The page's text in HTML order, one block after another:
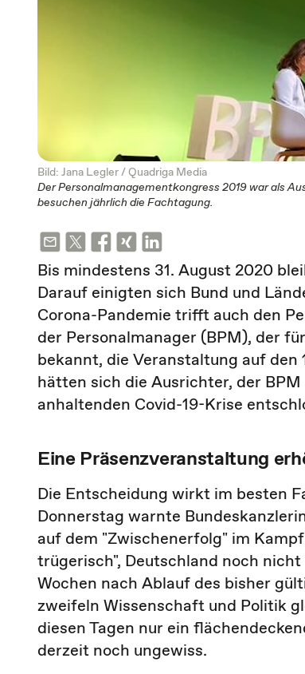
Bild: Jana Legler / Quadriga Media
Der Personalmanagementkongress 2019 war als
besuchen jährlich die Fachtagung.
Bis mindestens 31. August 2020
Darauf einigten sich Bund und
Corona-Pandemie trifft auch den
der Personalmanager (BPM), der
bekannt, die Veranstaltung auf den
hätten sich die Ausrichter, der
anhaltenden Covid-19-Krise
Eine Präsenzveranstaltung
Die Entscheidung wirkt im besten
Donnerstag warnte
auf dem "Zwischenerfolg" im
trügerisch", Deutschland noch
Wochen nach Ablauf des bisher
zweifeln Wissenschaft und Politik
diesen Tagen nur ein
derzeit noch ungewiss.